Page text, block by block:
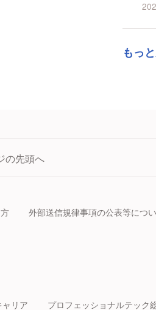
もっ
の先頭へ
外部送信規律事項の公表等につ
リア プロフェッショナルテック